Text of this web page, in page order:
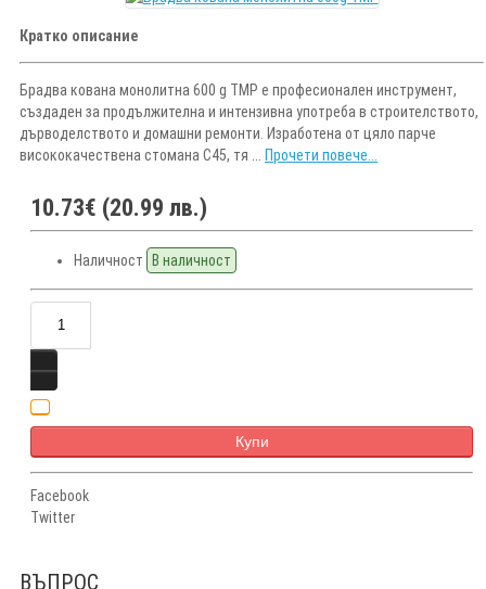
Кратко описание
Брадва кована монолитна 600 g TMP е професионален инструмент,
създаден за продължителна и интензивна употреба в строителството,
дърводелството и домашни ремонти. Изработена от цяло парче
висококачествена стомана C45, тя ... Прочети повече...
10.73€ (20.99 лв.)
Наличност В наличност
Купи
Facebook
Twitter
ВЪПРОС